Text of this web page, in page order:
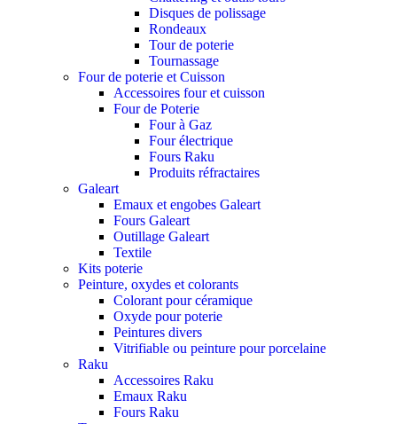
Disques de polissage
Rondeaux
Tour de poterie
Tournassage
Four de poterie et Cuisson
Accessoires four et cuisson
Four de Poterie
Four à Gaz
Four électrique
Fours Raku
Produits réfractaires
Galeart
Emaux et engobes Galeart
Fours Galeart
Outillage Galeart
Textile
Kits poterie
Peinture, oxydes et colorants
Colorant pour céramique
Oxyde pour poterie
Peintures divers
Vitrifiable ou peinture pour porcelaine
Raku
Accessoires Raku
Emaux Raku
Fours Raku